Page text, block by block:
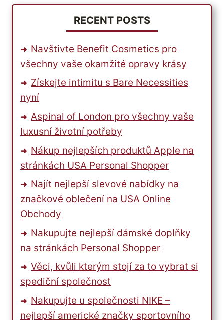
RECENT POSTS
Navštivte Benefit Cosmetics pro
všechny vaše okamžité opravy krásy
Získejte intimitu s Bare Necessities
nyní
Aspinal of London pro všechny vaše
luxusní životní potřeby
Nákup nejlepších produktů Apple na
stránkách USA Personal Shopper
Najít nejlepší slevové nabídky na
značkové oblečení na USA Online
Obchody
Nakupujte nejlepší dámské doplňky
na stránkách Personal Shopper
Věci, kvůli kterým stojí za to vybrat si
spediční společnost
Nakupujte u společnosti NIKE –
nejlepší americké značky sportovního